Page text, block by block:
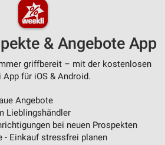
& Angebote App
griffbereit – mit der kostenlosen
App für iOS & Android.
Angebote
Lieblingshändler
bei neuen Prospekten
- Einkauf stressfrei planen